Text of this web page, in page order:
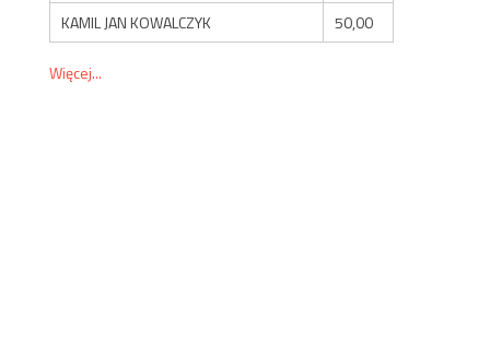
KAMIL JAN KOWALCZYK
50,00
Więcej...